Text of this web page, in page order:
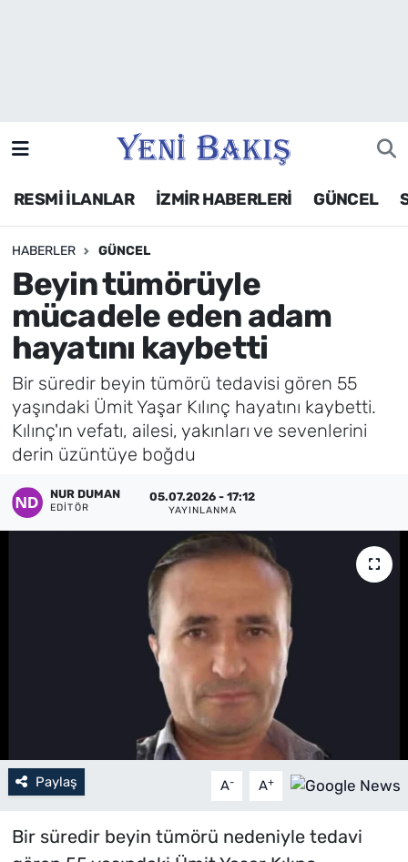
RESMİ İLANLAR İZMİR HABERLERİ GÜNCEL
HABERLER GÜNCEL
Beyin tümörüyle
mücadele eden adam
hayatını kaybetti
Bir süredir beyin tümörü tedavisi gören 55
yaşındaki Ümit Yaşar Kılınç hayatını kaybetti.
Kılınç'ın vefatı, ailesi, yakınları ve sevenlerini
derin üzüntüye boğdu
NUR DUMAN
EDITÖR
05.07.2026 - 17:12
YAYINLANMA
Paylaş A- A+
Bir süredir beyin tümörü nedeniyle tedavi
Siyaset
Asayiş / Polis-Adliye
Spor
Magazin
Foto Galeri
Künye
İletişim